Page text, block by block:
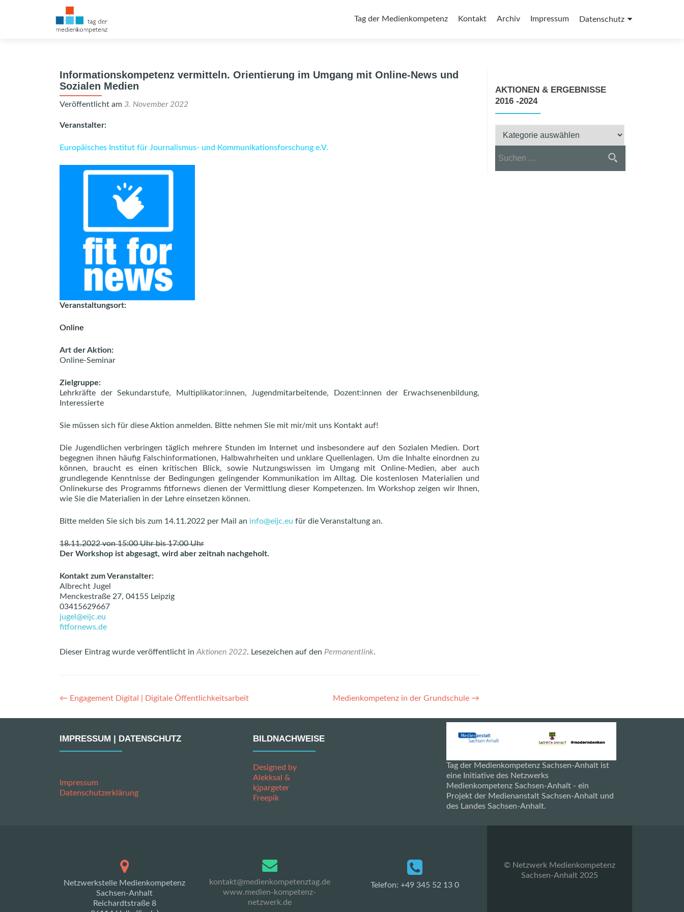
Inhalt
Tag der Medienkompetenz Kontakt Archiv Impressum Datenschutz
Informationskompetenz vermitteln. Orientierung im Umgang mit Online-News und
Sozialen Medien
Veröffentlicht am 3. November 2022
Veranstalter:
Europäisches Institut für Journalismus- und Kommunikationsforschung e.V.
Veranstaltungsort:
Online
Art der Aktion:
Online-Seminar
Zielgruppe:
Lehrkräfte der Sekundarstufe, Multiplikator:innen, Jugendmitarbeitende, Dozent:innen der Erwachsenenbildung,
Interessierte
Sie müssen sich für diese Aktion anmelden. Bitte nehmen Sie mit mir/mit uns Kontakt auf!
Die Jugendlichen verbringen täglich mehrere Stunden im Internet und insbesondere auf den Sozialen Medien. Dort
begegnen ihnen häufig Falschinformationen, Halbwahrheiten und unklare Quellenlagen. Um die Inhalte einordnen zu
können, braucht es einen kritischen Blick, sowie Nutzungswissen im Umgang mit Online-Medien, aber auch
grundlegende Kenntnisse der Bedingungen gelingender Kommunikation im Alltag. Die kostenlosen Materialien und
Onlinekurse des Programms fitfornews dienen der Vermittlung dieser Kompetenzen. Im Workshop zeigen wir Ihnen,
wie Sie die Materialien in der Lehre einsetzen können.
Bitte melden Sie sich bis zum 14.11.2022 per Mail an info@eijc.eu für die Veranstaltung an.
18.11.2022 von 15:00 Uhr bis 17:00 Uhr
Der Workshop ist abgesagt, wird aber zeitnah nachgeholt.
Kontakt zum Veranstalter:
Albrecht Jugel
Menckestraße 27, 04155 Leipzig
03415629667
jugel@eijc.eu
fitfornews.de
Dieser Eintrag wurde veröffentlicht in Aktionen 2022. Lesezeichen auf den Permanentlink.
Artikel-
Navigation
← Engagement Digital | Digitale Öffentlichkeitsarbeit Medienkompetenz in der Grundschule →
AKTIONEN & ERGEBNISSE
2016 -2024
Aktionen
&
Ergebnisse
IMPRESSUM | DATENSCHUTZ
Impressum
Datenschutzerklärung
BILDNACHWEISE
Designed by
Alekksal &
kjpargeter
Freepik
Tag der Medienkompetenz Sachsen-Anhalt ist
eine Initiative des Netzwerks
Medienkompetenz Sachsen-Anhalt - ein
Projekt der Medienanstalt Sachsen-Anhalt und
des Landes Sachsen-Anhalt.
Netzwerkstelle Medienkompetenz
Sachsen-Anhalt
Reichardtstraße 8
kontakt@medienkompetenztag.de
www.medien-kompetenz-
netzwerk.de
Telefon: +49 345 52 13 0
© Netzwerk Medienkompetenz
Sachsen-Anhalt 2025